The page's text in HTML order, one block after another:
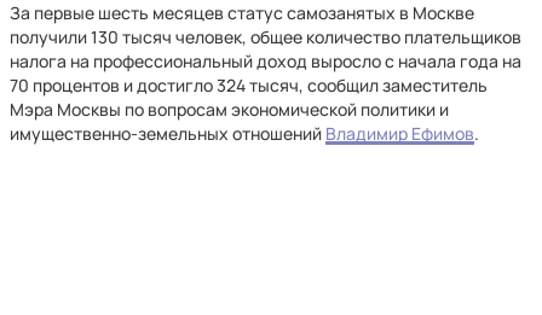
За первые шесть месяцев статус самозанятых в Москве
получили 130 тысяч человек, общее количество плательщиков
налога на профессиональный доход выросло с начала года на
70 процентов и достигло 324 тысяч, сообщил заместитель
Мэра Москвы по вопросам экономической политики и
имущественно-земельных отношений Владимир Ефимов.